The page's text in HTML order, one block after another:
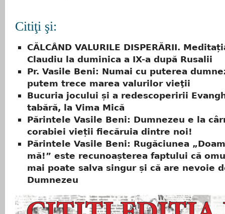
Citiţi şi:
CĂLCÂND VALURILE DISPERĂRII.
Claudiu la duminica a IX-a după Rusalii
Pr. Vasile Beni: Numai cu puterea
putem trece marea valurilor vieţii
Bucuria jocului și a redescoperirii
tabără, la Vima Mică
Părintele Vasile Beni: Dumnezeu e la
corabiei vieții fiecăruia dintre noi!
Părintele Vasile Beni: Rugăciunea
mă!” este recunoașterea faptului că
mai poate salva singur și că are nevoie
Dumnezeu